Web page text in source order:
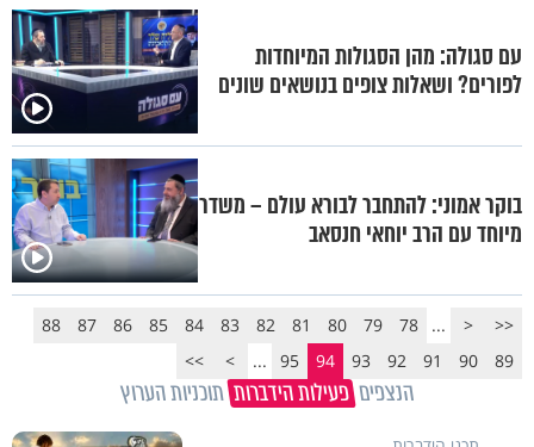
עם סגולה: מהן הסגולות המיוחדות
לפורים? ושאלות צופים בנושאים שונים
בוקר אמוני: להתחבר לבורא עולם – משדר
מיוחד עם הרב יוחאי חנסאב
<<
<
...
78
79
80
81
82
83
84
85
86
87
88
89
90
91
92
93
94
95
...
>
>>
הנצפים פעילות הידברות תוכניות הערוץ